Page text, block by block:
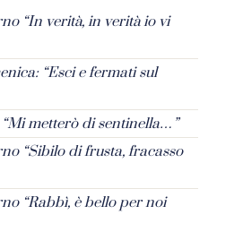
“In verità, in verità io vi
“Esci e fermati sul
metterò di sentinella…”
“Sibilo di frusta, fracasso
“Rabbì, è bello per noi